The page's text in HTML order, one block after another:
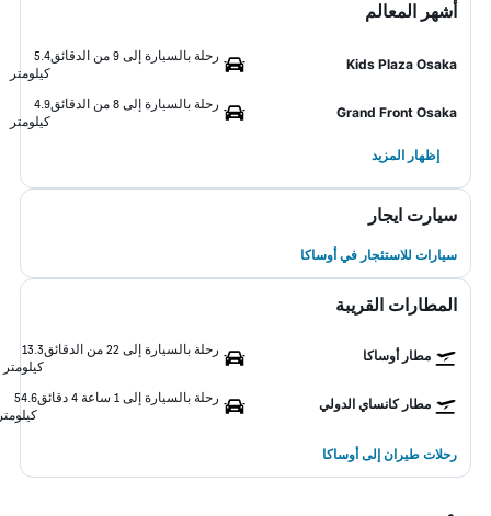
أشهر المعالم
Kids Plaza Osaka
رحلة بالسيارة إلى 9 من الدقائق
5.4
كيلومتر
Grand Front Osaka
رحلة بالسيارة إلى 8 من الدقائق
4.9
كيلومتر
إظهار المزيد
سيارت ايجار
سيارات للاستئجار في أوساكا
المطارات القريبة
مطار أوساكا رحلة بالسيارة إلى 22 من الدقائق
13.3
كيلومتر
مطار كانساي الدولي رحلة بالسيارة إلى 1 ساعة 4 دقائق
54.6
رحلات طيران إلى أوساكا